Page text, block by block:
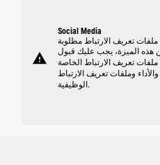
warning
Social Media
ملفات تعريف الارتباط مطلوبة
هذه الميزة، يجب عليك قبول
تعريف الارتباط الخاصة
وملفات تعريف الارتباط
الوظيفية.